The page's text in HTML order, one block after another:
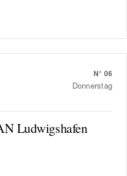
N° 06
Donnerstag
Ludwigshafen